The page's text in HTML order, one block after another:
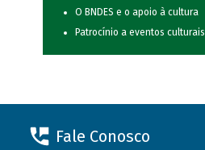
O BNDES e o apoio à cultura
Patrocínio a eventos culturais
Fale Conosco